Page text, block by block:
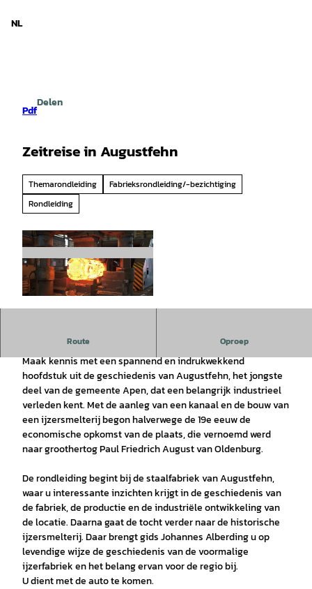
NL
Pdf
Delen
Zeitreise in Augustfehn
Themarondleiding
Fabrieksrondleiding/-bezichtiging
Rondleiding
CC-BY-SA
Route Oproep
Beleef de geschiedenis van Augustfehns Industrieg.
Maak kennis met een spannend en indrukwekkend
hoofdstuk uit de geschiedenis van Augustfehn, het jongste
deel van de gemeente Apen, dat een belangrijk industrieel
verleden kent. Met de aanleg van een kanaal en de bouw van
een ijzersmelterij begon halverwege de 19e eeuw de
economische opkomst van de plaats, die vernoemd werd
naar groothertog Paul Friedrich August van Oldenburg.
De rondleiding begint bij de staalfabriek van Augustfehn,
waar u interessante inzichten krijgt in de geschiedenis van
de fabriek, de productie en de industriële ontwikkeling van
de locatie. Daarna gaat de tocht verder naar de historische
ijzersmelterij. Daar brengt gids Johannes Alberding u op
levendige wijze de geschiedenis van de voormalige
ijzerfabriek en het belang ervan voor de regio bij.
U dient met de auto te komen.